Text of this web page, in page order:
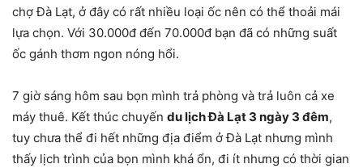
chợ Đà Lạt, ở đây có rất nhiều loại ốc nên có thể thoải mái
lựa chọn. Với 30.000đ đến 70.000đ bạn đã có những suất
ốc gánh thơm ngon nóng hổi.
7 giờ sáng hôm sau bọn mình trả phòng và trả luôn cả xe
máy thuê. Kết thúc chuyến du lịch Đà Lạt 3 ngày 3 đêm,
tuy chưa thể đi hết những địa điểm ở Đà Lạt nhưng mình
thấy lịch trình của bọn mình khá ổn, đi ít nhưng có thời gian